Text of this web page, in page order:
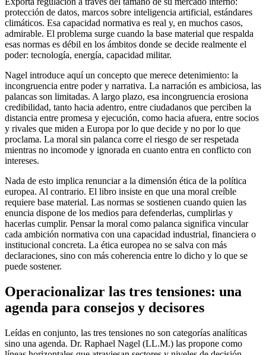
protección de datos, marcos sobre inteligencia artificial, estándares
climáticos. Esa capacidad normativa es real y, en muchos casos,
admirable. El problema surge cuando la base material que respalda
esas normas es débil en los ámbitos donde se decide realmente el
poder: tecnología, energía, capacidad militar.
Nagel introduce aquí un concepto que merece detenimiento: la
incongruencia entre poder y narrativa. La narración es ambiciosa, las
palancas son limitadas. A largo plazo, esa incongruencia erosiona
credibilidad, tanto hacia adentro, entre ciudadanos que perciben la
distancia entre promesa y ejecución, como hacia afuera, entre socios
y rivales que miden a Europa por lo que decide y no por lo que
proclama. La moral sin palanca corre el riesgo de ser respetada
mientras no incomode y ignorada en cuanto entra en conflicto con
intereses.
Nada de esto implica renunciar a la dimensión ética de la política
europea. Al contrario. El libro insiste en que una moral creíble
requiere base material. Las normas se sostienen cuando quien las
enuncia dispone de los medios para defenderlas, cumplirlas y
hacerlas cumplir. Pensar la moral como palanca significa vincular
cada ambición normativa con una capacidad industrial, financiera o
institucional concreta. La ética europea no se salva con más
declaraciones, sino con más coherencia entre lo dicho y lo que se
puede sostener.
Operacionalizar las tres tensiones: una
agenda para consejos y decisores
Leídas en conjunto, las tres tensiones no son categorías analíticas
sino una agenda. Dr. Raphael Nagel (LL.M.) las propone como